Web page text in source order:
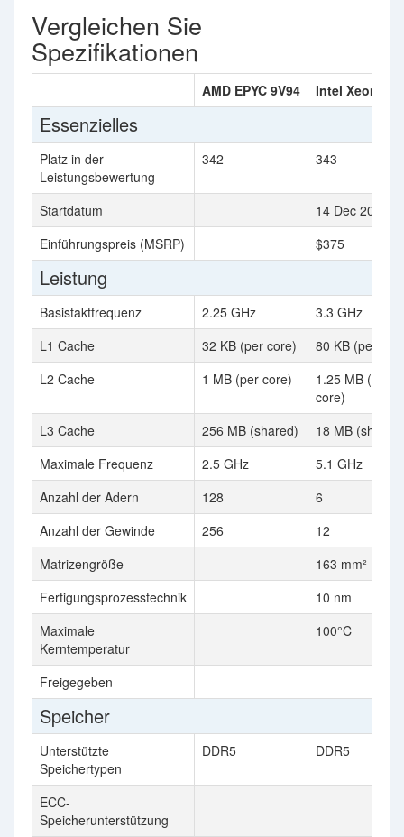
Vergleichen Sie
Spezifikationen
AMD EPYC 9V94 Intel Xeon E-
Essenzielles
Platz in der
Leistungsbewertung
342 343
Startdatum
14 Dec 2023
Einführungspreis (MSRP)
$375
Leistung
Basistaktfrequenz 2.25 GHz
3.3 GHz
L1 Cache
32 KB (per core)
80 KB (per
L2 Cache
1 MB (per core)
1.25 MB (per
core)
L3 Cache
256 MB (shared)
18 MB (shared)
Maximale Frequenz
2.5 GHz
5.1 GHz
Anzahl der Adern
128
6
Anzahl der Gewinde
256
12
Matrizengröße
163 mm²
Fertigungsprozesstechnik
10 nm
Maximale
Kerntemperatur
100°C
Freigegeben
Speicher
Unterstützte
Speichertypen
DDR5 DDR5
ECC-
Speicherunterstützung